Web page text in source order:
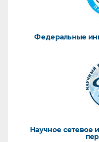
Федеральные
Научное сетевое